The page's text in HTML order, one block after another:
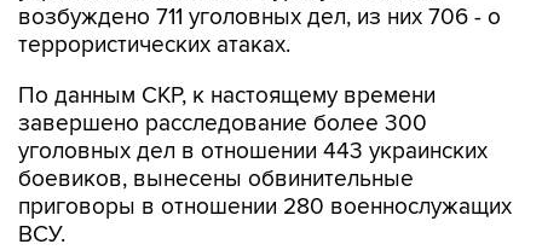
возбуждено 711 уголовных дел, из них 706 - о
террористических атаках.
По данным СКР, к настоящему времени
завершено расследование более 300
уголовных дел в отношении 443 украинских
боевиков, вынесены обвинительные
приговоры в отношении 280 военнослужащих
ВСУ.